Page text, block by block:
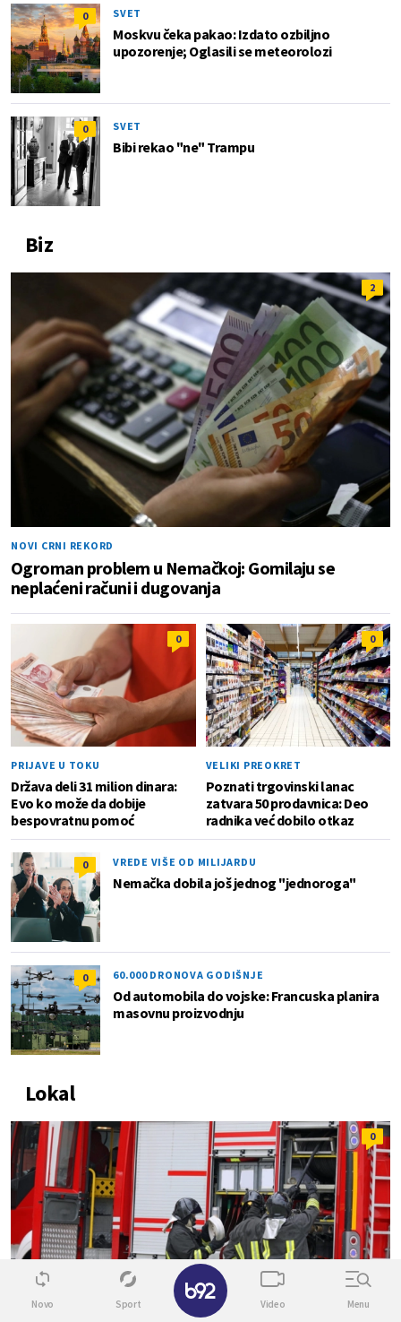
0 SVET
Moskvu čeka pakao: Izdato ozbiljno
upozorenje; Oglasili se meteorolozi
0 SVET
Bibi rekao "ne" Trampu
Biz
2
NOVI CRNI REKORD
Ogroman problem u Nemačkoj: Gomilaju se
neplaćeni računi i dugovanja
0
PRIJAVE U TOKU
Država deli 31 milion dinara:
Evo ko može da dobije
bespovratnu pomoć
0
VELIKI PREOKRET
Poznati trgovinski lanac
zatvara 50 prodavnica: Deo
radnika već dobilo otkaz
0 VREDE VIŠE OD MILIJARDU
Nemačka dobila još jednog "jednoroga"
0 60.000 DRONOVA GODIŠNJE
Od automobila do vojske: Francuska planira
masovnu proizvodnju
Lokal
0
Novo Sport Video Menu
✕